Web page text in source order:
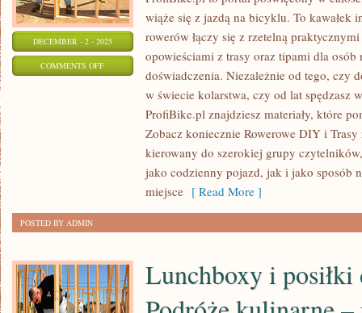
DECEMBER - 2 - 2025
COMMENTS OFFON
wiąże się z jazdą na bicyklu. To kawałek
rowerów łączy się z rzetelną
opowieściami z trasy oraz tipami dla
doświadczenia. Niezależnie od tego, czy
w świecie kolarstwa, czy od lat spędzasz
ProfiBike.pl znajdziesz materiały, które
Zobacz koniecznie Rowerowe DIY i
kierowany do szerokiej grupy
jako codzienny pojazd, jak i jako sposób
miejsce [ Read More ]
POSTED BY ADMIN
Lunchboxy i